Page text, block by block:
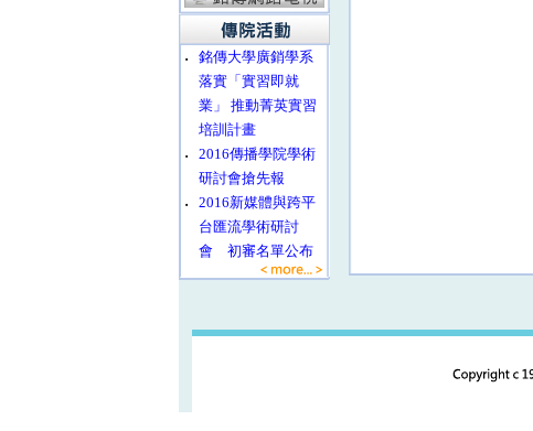
‧
銘傳大學廣銷學系
落實「實習即就
業」 推動菁英實習
培訓計畫
‧
2016傳播學院學術
研討會搶先報
‧
2016新媒體與跨平
台匯流學術研討
會 初審名單公布